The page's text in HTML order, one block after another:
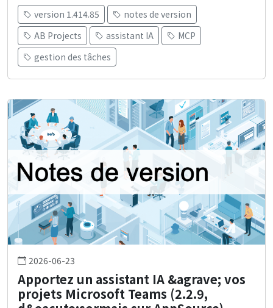
version 1.414.85
notes de version
AB Projects
assistant IA
MCP
gestion des tâches
2026-06-23
Apportez un assistant IA &agrave; vos
projets Microsoft Teams (2.2.9,